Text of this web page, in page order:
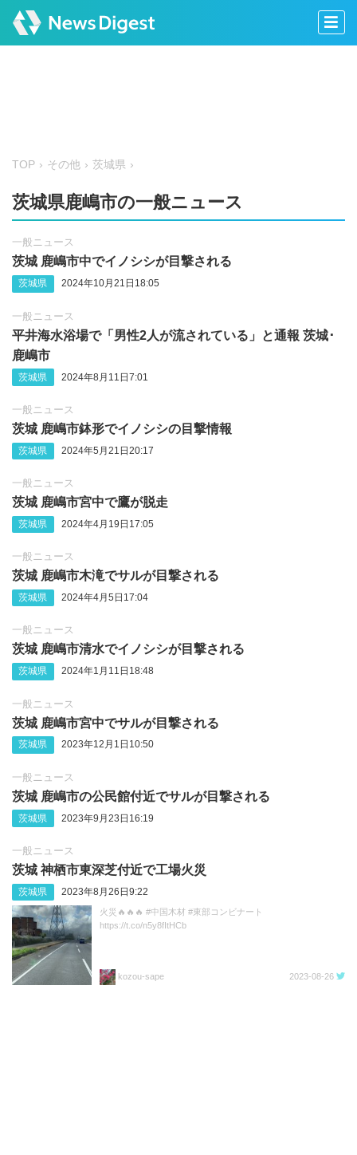
TOP その他 茨城県
茨城県鹿嶋市の一般ニュース
一般ニュース
茨城 鹿嶋市中でイノシシが目撃される
茨城県 2024年10月21日18:05
一般ニュース
平井海水浴場で「男性2人が流されている」と通報 茨城･
鹿嶋市
茨城県 2024年8月11日7:01
一般ニュース
茨城 鹿嶋市鉢形でイノシシの目撃情報
茨城県 2024年5月21日20:17
一般ニュース
茨城 鹿嶋市宮中で鷹が脱走
茨城県 2024年4月19日17:05
一般ニュース
茨城 鹿嶋市木滝でサルが目撃される
茨城県 2024年4月5日17:04
一般ニュース
茨城 鹿嶋市清水でイノシシが目撃される
茨城県 2024年1月11日18:48
一般ニュース
茨城 鹿嶋市宮中でサルが目撃される
茨城県 2023年12月1日10:50
一般ニュース
茨城 鹿嶋市の公民館付近でサルが目撃される
茨城県 2023年9月23日16:19
一般ニュース
茨城 神栖市東深芝付近で工場火災
茨城県 2023年8月26日9:22
火災🔥🔥🔥 #中国木材 #東部コンビナート
https://t.co/n5y8fItHCb
kozou-sape 2023-08-26